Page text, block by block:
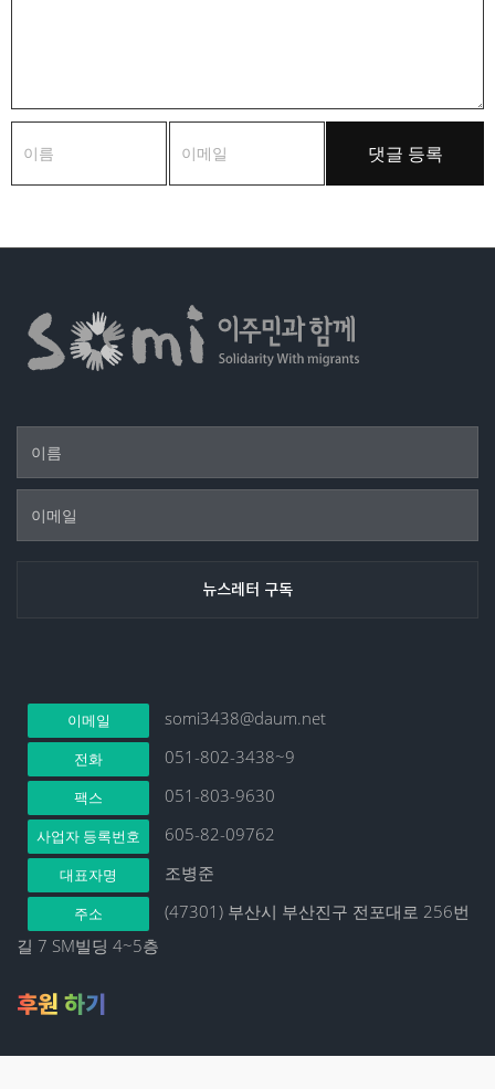
이메일 somi3438@daum.net
전화 051-802-3438~9
팩스 051-803-9630
사업자 등록번호 605-82-09762
대표자명 조병준
주소
(47301) 부산시 부산진구 전포대로 256번
길 7 SM빌딩 4~5층
후원 하기